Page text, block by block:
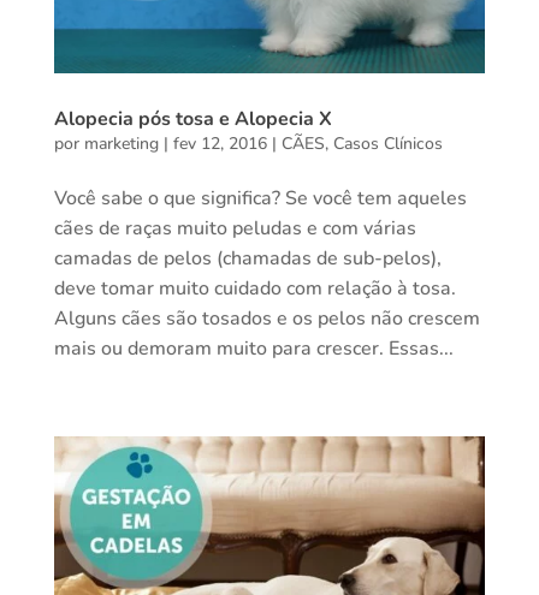
Alopecia pós tosa e Alopecia X
por marketing| fev 12, 2016| CÃES, Casos Clínicos
Você sabe o que significa? Se você tem aqueles
cães de raças muito peludas e com várias
camadas de pelos (chamadas de sub-pelos),
deve tomar muito cuidado com relação à tosa.
Alguns cães são tosados e os pelos não crescem
mais ou demoram muito para crescer. Essas...